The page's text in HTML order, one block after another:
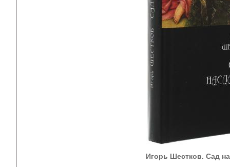
Игорь Шестков. Сад